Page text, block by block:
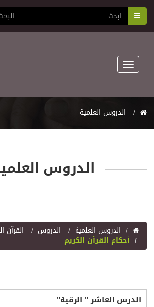
Toggle
navigation
اﻟﺪﺭﻭﺱ اﻟﻌﻠﻤﻴﺔ
اﻟﺪﺭﻭﺱ
اﻟﺪﺭﻭﺱ اﻟﻌﻠﻤﻴﺔ الدروس القرآن
أحكام القرآن الكريم
الدرس العاشر " الرقية"